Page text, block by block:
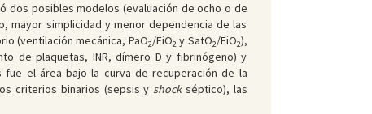
dos posibles modelos (evaluación de ocho o de
mayor simplicidad y menor dependencia de las
(ventilación mecánica, PaO2/FiO2 y SatO2/FiO2),
de plaquetas, INR, dímero D y fibrinógeno) y
fue el área bajo la curva de recuperación de la
criterios binarios (sepsis yshockséptico), las